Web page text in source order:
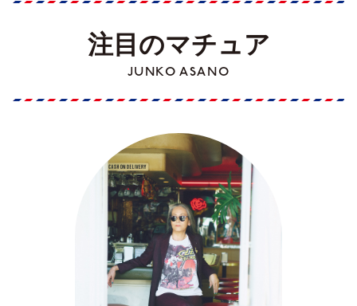
注目のマチュア
JUNKO ASANO